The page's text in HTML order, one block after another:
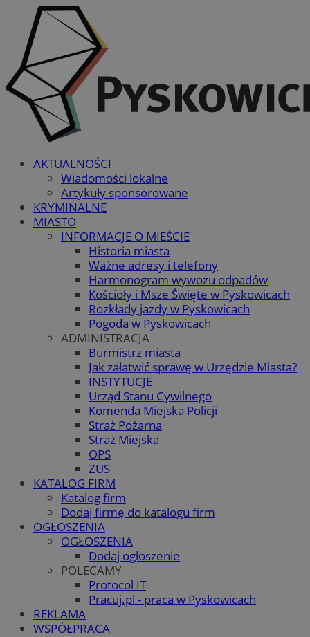
AKTUALNOŚCI
Wiadomości lokalne
Artykuły sponsorowane
KRYMINALNE
MIASTO
INFORMACJE O MIEŚCIE
Historia miasta
Ważne adresy i telefony
Harmonogram wywozu odpadów
Kościoły i Msze Święte w Pyskowicach
Rozkłady jazdy w Pyskowicach
Pogoda w Pyskowicach
ADMINISTRACJA
Burmistrz miasta
Jak załatwić sprawę w Urzędzie Miasta?
INSTYTUCJE
Urząd Stanu Cywilnego
Komenda Miejska Policji
Straż Pożarna
Straż Miejska
OPS
ZUS
KATALOG FIRM
Katalog firm
Dodaj firmę do katalogu firm
OGŁOSZENIA
OGŁOSZENIA
Dodaj ogłoszenie
POLECAMY
Protocol IT
Pracuj.pl - praca w Pyskowicach
REKLAMA
WSPÓŁPRACA